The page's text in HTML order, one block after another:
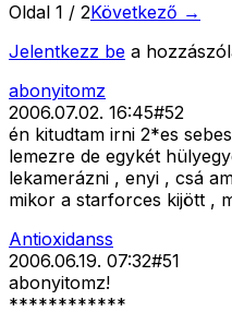
Oldal 1 / 2Következő →
Jelentkezz be a
abonyitomz
2006.07.02. 16:45#52
én kitudtam irni 2*es
lemezre de egykét
lekamerázni , enyi , csá
mikor a starforces kijött ,
Antioxidanss
2006.06.19. 07:32#51
abonyitomz!
************